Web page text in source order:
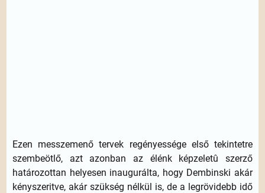
Ezen messzemenő tervek regényessége első tekintetre
szembeötlő, azt azonban az élénk képzeletû szerző
határozottan helyesen inaugurálta, hogy Dembinski akár
kényszeritve, akár szükség nélkül is, de a legrövidebb idő